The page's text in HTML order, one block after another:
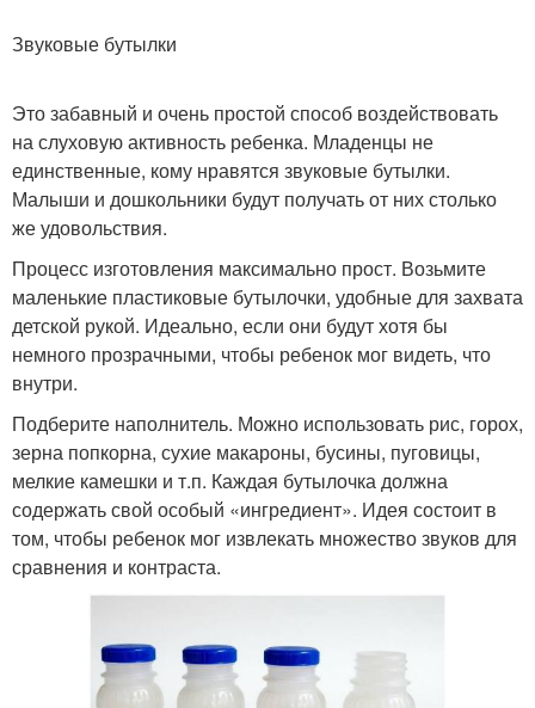
Звуковые бутылки
Это забавный и очень простой способ воздействовать
на слуховую активность ребенка. Младенцы не
единственные, кому нравятся звуковые бутылки.
Малыши и дошкольники будут получать от них столько
же удовольствия.
Процесс изготовления максимально прост. Возьмите
маленькие пластиковые бутылочки, удобные для захвата
детской рукой. Идеально, если они будут хотя бы
немного прозрачными, чтобы ребенок мог видеть, что
внутри.
Подберите наполнитель. Можно использовать рис, горох,
зерна попкорна, сухие макароны, бусины, пуговицы,
мелкие камешки и т.п. Каждая бутылочка должна
содержать свой особый «ингредиент». Идея состоит в
том, чтобы ребенок мог извлекать множество звуков для
сравнения и контраста.